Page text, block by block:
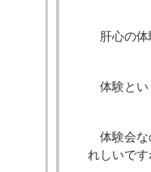
肝心の
体験と
体験会
れしいで